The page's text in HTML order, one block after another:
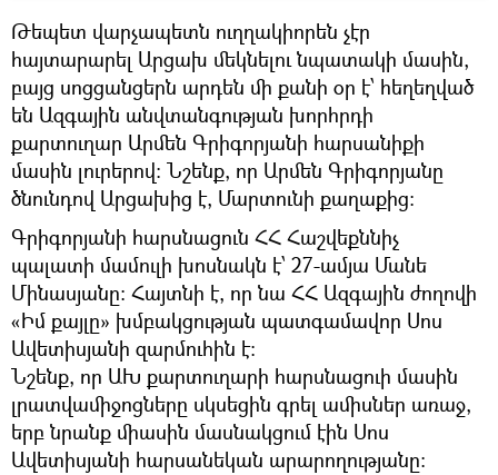
Թեպետ վարչապետն ուղղակիորեն չէր
հայտարարել Արցախ մեկնելու նպատակի մասին,
բայց սոցցանցերն արդեն մի քանի օր է՝ հեղեղված
են Ազգային անվտանգության խորհրդի
քարտուղար Արմեն Գրիգորյանի հարսանիքի
մասին լուրերով: Նշենք, որ Արմեն Գրիգորյանը
ծնունդով Արցախից է, Մարտունի քաղաքից:
Գրիգորյանի հարսնացուն ՀՀ Հաշվեքննիչ
պալատի մամուլի խոսնակն է՝ 27-ամյա Մանե
Մինասյանը: Հայտնի է, որ նա ՀՀ Ազգային ժողովի
«Իմ քայլը» խմբակցության պատգամավոր Սոս
Ավետիսյանի զարմուհին է:
Նշենք, որ ԱԽ քարտուղարի հարսնացուի մասին
լրատվամիջոցները սկսեցին գրել ամիսներ առաջ,
երբ նրանք միասին մասնակցում էին Սոս
Ավետիսյանի հարսանեկան արարողությանը: